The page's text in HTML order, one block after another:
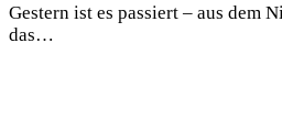
Gestern ist es passiert – aus dem
das…